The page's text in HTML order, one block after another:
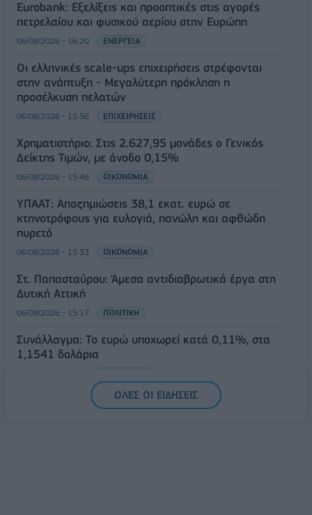
Eurobank: Εξελίξεις και προοπτικές στις αγορές
πετρελαίου και φυσικού αερίου στην Ευρώπη
06/08/2026 - 16:20 ΕΝΕΡΓΕΙΑ
Οι ελληνικές scale-ups επιχειρήσεις στρέφονται
στην ανάπτυξη - Μεγαλύτερη πρόκληση η
προσέλκυση πελατών
06/08/2026 - 15:56 ΕΠΙΧΕΙΡΗΣΕΙΣ
Χρηματιστήριο: Στις 2.627,95 μονάδες ο Γενικός
Δείκτης Τιμών, με άνοδο 0,15%
06/08/2026 - 15:46 ΟΙΚΟΝΟΜΙΑ
ΥΠΑΑΤ: Αποζημιώσεις 38,1 εκατ. ευρώ σε
κτηνοτρόφους για ευλογιά, πανώλη και αφθώδη
πυρετό
06/08/2026 - 15:33 ΟΙΚΟΝΟΜΙΑ
Στ. Παπασταύρου: Άμεσα αντιδιαβρωτικά έργα στη
Δυτική Αττική
06/08/2026 - 15:17 ΠΟΛΙΤΙΚΗ
Συνάλλαγμα: Το ευρώ υποχωρεί κατά 0,11%, στα
1,1541 δολάρια
ΟΛΕΣ ΟΙ ΕΙΔΗΣΕΙΣ